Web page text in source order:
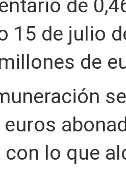
de
15 de julio
de
euros
lo que